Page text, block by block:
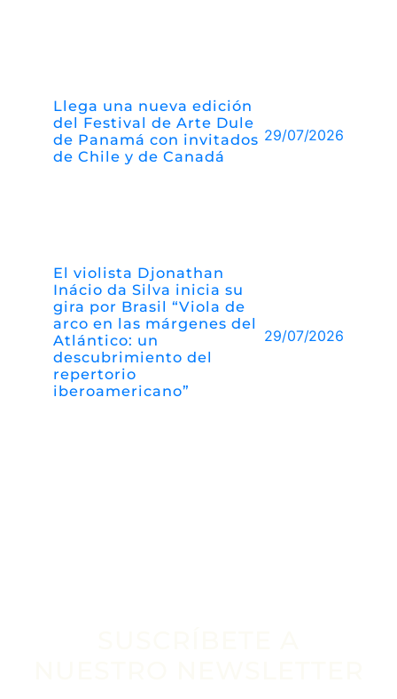
Llega una nueva edición
del Festival de Arte Dule
de Panamá con invitados
de Chile y de Canadá
29/07/2026
El violista Djonathan
Inácio da Silva inicia su
gira por Brasil “Viola de
arco en las márgenes del
Atlántico: un
descubrimiento del
repertorio
iberoamericano”
29/07/2026